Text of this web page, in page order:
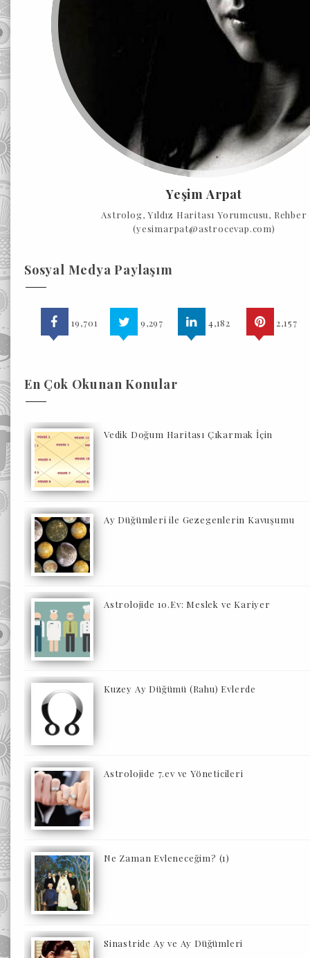
Yeşim Arpat
Astrolog, Yıldız Haritası Yorumcusu, Rehber
(yesimarpat@astrocevap.com)
Sosyal Medya Paylaşım
19,701 9,297 4,182 2,157
En Çok Okunan Konular
Vedik Doğum Haritası Çıkarmak İçin
Ay Düğümleri ile Gezegenlerin Kavuşumu
Astrolojide 10.Ev: Meslek ve Kariyer
Kuzey Ay Düğümü (Rahu) Evlerde
Astrolojide 7.ev ve Yöneticileri
Ne Zaman Evleneceğim? (1)
Sinastride Ay ve Ay Düğümleri